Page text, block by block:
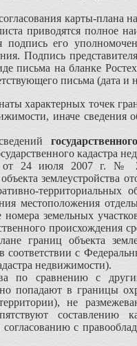
карты-плана
приводятся полное
подпись его
Подпись представителя
письма на бланке
письма (дата и
характерных точек
иначе сведения
кадастра
от 24 июля 2007 г.
землеустройства
территориальных
местоположения
номера земельных
происхождения
границ объекта
соответствии с
недвижимости).
по срав­нению с
попадают в границы
не
составлению
согласованию с